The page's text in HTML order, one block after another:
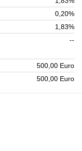
0,20%
1,83%
--
500,00 Euro
500,00 Euro